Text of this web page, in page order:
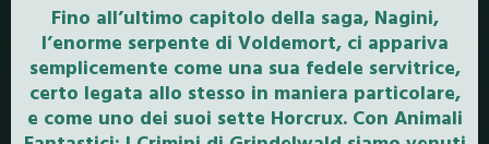
Fino all’ultimo capitolo della saga, Nagini,
l’enorme serpente di Voldemort, ci appariva
semplicemente come una sua fedele servitrice,
certo legata allo stesso in maniera particolare,
e come uno dei suoi sette Horcrux. Con Animali